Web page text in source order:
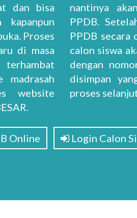
dan bisa
kapanpun
Proses
di masa
website
nantinya
PPDB.
PPDB secara
calon siswa
dengan
disimpan
proses
Online Login Calon